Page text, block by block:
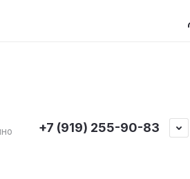
+7 (919) 255-90-83